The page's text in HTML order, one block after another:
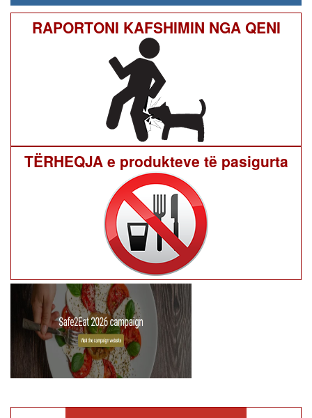
RAPORTONI KAFSHIMIN NGA QENI
TËRHEQJA e produkteve të pasigurta